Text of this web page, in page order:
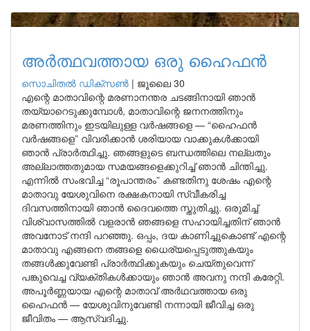
അർത്ഥവത്തായ ഒരു ഹൈഫൻ
സൊചിതൽ ഡിക്‌സൺ | ജൂലൈ 30
എന്റെ മാതാവിന്റെ മരണാനന്തര ചടങ്ങിനായി ഞാൻ
തയ്യാറെടുക്കുമ്പോൾ, മാതാവിന്റെ ജനനത്തിനും
മരണത്തിനും ഇടയിലുള്ള വർഷങ്ങളെ — “ഹൈഫൻ
വർഷങ്ങളെ” വിവരിക്കാൻ ശരിയായ വാക്കുകൾക്കായി
ഞാൻ പ്രാർത്ഥിച്ചു. ഞങ്ങളുടെ ബന്ധത്തിലെ നല്ലതും
അല്ലാത്തതുമായ സമയങ്ങളെക്കുറിച്ച് ഞാൻ ചിന്തിച്ചു.
എന്നിൽ സംഭവിച്ച “രൂപാന്തരം” കണ്ടതിനു ശേഷം എന്റെ
മാതാവു യേശുവിനെ രക്ഷകനായി സ്വീകരിച്ച
ദിവസത്തിനായി ഞാൻ ദൈവത്തെ സ്തുതിച്ചു. ഒരുമിച്ച്
വിശ്വാസത്തിൽ വളരാൻ ഞങ്ങളെ സഹായിച്ചതിന് ഞാൻ
അവനോട് നന്ദി പറഞ്ഞു. ഒപ്പം, ദയ കാണിച്ചുകൊണ്ട് എന്റെ
മാതാവു എങ്ങനെ തങ്ങളെ ധൈര്യപ്പെടുത്തുകയും
തങ്ങൾക്കുവേണ്ടി പ്രാർത്ഥിക്കുകയും ചെയ്തുവെന്ന്
പങ്കുവെച്ച വ്യക്തികൾക്കായും ഞാൻ അവനു നന്ദി കരേറ്റി.
അപൂർണ്ണയായ എന്റെ മാതാവ് അർഥവത്തായ ഒരു
ഹൈഫൻ — യേശുവിനുവേണ്ടി നന്നായി ജീവിച്ച ഒരു
ജീവിതം — ആസ്വദിച്ചു.